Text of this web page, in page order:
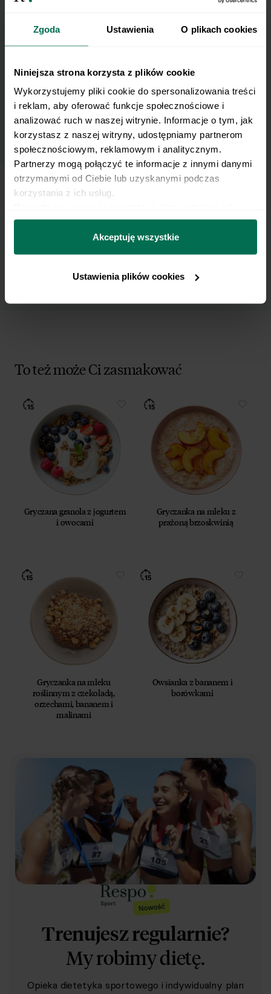
Zgoda Ustawienia O plikach cookies
Niniejsza strona korzysta z plików cookie
Wykorzystujemy pliki cookie do spersonalizowania treści
i reklam, aby oferować funkcje społecznościowe i
analizować ruch w naszej witrynie. Informacje o tym, jak
korzystasz z naszej witryny, udostępniamy partnerom
społecznościowym, reklamowym i analitycznym.
Partnerzy mogą połączyć te informacje z innymi danymi
otrzymanymi od Ciebie lub uzyskanymi podczas
korzystania z ich usług.
można się z nami skontaktować i w jaki sposób
przetwarzamy dane osobowe w ramach
prywatności.
Akceptuję wszystkie
Ustawienia plików cookies
Imię
Email
Wyślij
danych osobowych w celu otrzymywania
Newslettera i potwierdzam zapoznanie się z
To też może Ci zasmakować
Gryczana granola z jogurtem
i owocami
Gryczanka na mleku z
prażoną brzoskwinią
Gryczanka na mleku
roślinnym z czekoladą,
orzechami, bananem i
malinami
Owsianka z bananem i
borówkami
Trenujesz regularnie?
My robimy dietę.
Opieka dietetyka sportowego i indywidualny plan